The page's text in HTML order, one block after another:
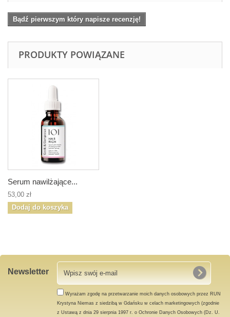
Bądź pierwszym który napisze recenzję!
PRODUKTY POWIĄZANE
Serum nawilżające...
53,00 zł
Dodaj do koszyka
Newsletter
Wyrażam zgodę na przetwarzanie moich danych osobowych przez RUN
Krystyna Niemas z siedzibą w Gdańsku w celach marketingowych (zgodnie
z Ustawą z dnia 29 sierpnia 1997 r. o Ochronie Danych Osobowych (Dz. U.